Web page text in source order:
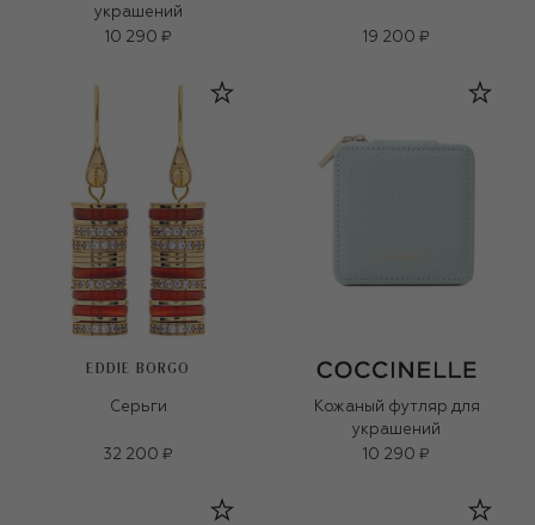
украшений
10 290 ₽
19 200 ₽
EDDIE BORGO
Серьги
32 200 ₽
Кожаный футляр для
украшений
10 290 ₽